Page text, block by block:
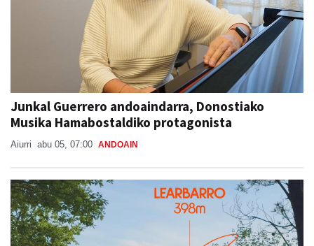
Junkal Guerrero andoaindarra, Donostiako
Musika Hamabostaldiko protagonista
Aiurri abu 05, 07:00 ANDOAIN